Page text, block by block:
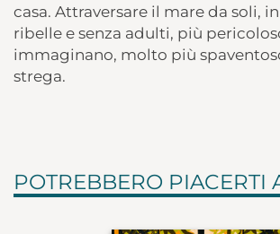
casa. Attraversare il mare da soli,
ribelle e senza adulti, più
immaginano, molto più
strega.
POTREBBERO PIACERTI